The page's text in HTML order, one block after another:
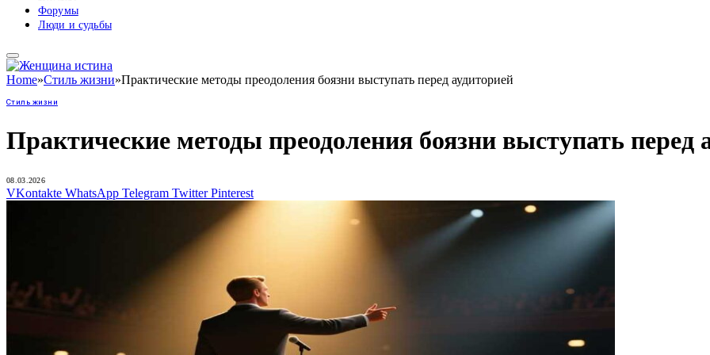
Форумы
Люди и судьбы
Home»Стиль жизни»Практические методы преодоления боязни выступать перед аудиторией
Стиль жизни
Практические методы преодоления боязни выступать перед
08.03.2026
VKontakte WhatsApp Telegram Twitter Pinterest